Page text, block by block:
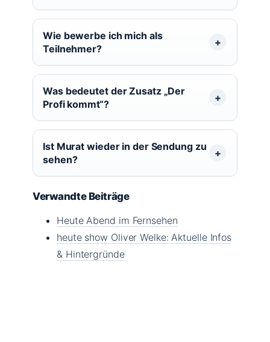
Wie bewerbe ich mich als
Teilnehmer?
Was bedeutet der Zusatz „Der
Profi kommt“?
Ist Murat wieder in der Sendung zu
sehen?
Verwandte Beiträge
Heute Abend im Fernsehen
heute show Oliver Welke: Aktuelle Infos
& Hintergründe